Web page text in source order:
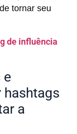
tornar seu
de influência
e
a